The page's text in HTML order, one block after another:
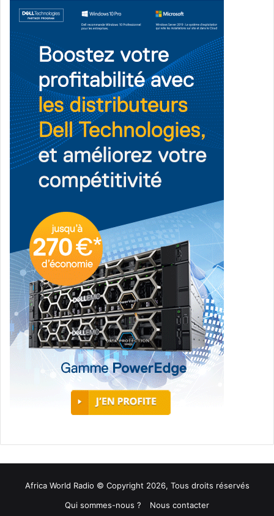
Africa World Radio © Copyright 2026, Tous droits réservés
Qui sommes-nous ?
Nous contacter